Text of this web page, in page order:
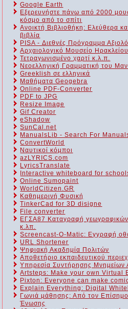
Google Earth
Εξερευνήστε πάνω από 2000
κόσμο από το σπίτι
Ανοικτή Βιβλιοθήκη: Ελεύθερα
βιβλία
PISA - Διεθνές Πρόγραμμα
Αρχαιολογικό Μουσείο Ηρακλείου
Τετραγωνισμένο χαρτί κ.λ.π.
Νεοελληνική Γραμματική του
Greeklish σε ελληνικά
Μαθήματα Geogebra
Online PDF-Converter
PDF to JPG
Resize Image
Gif Creator
eShadow
SunCal.net
ManualsLib - Search For
ConvertWorld
Ναυτικοί κόμποι
azLYRICS.com
LyricsTranslate
Interactive whiteboard for
Online Sumopaint
WorldCitizen.GR
Καθημερινή Φυσική
TinkerCad for 3D disigne
File converter
ΕΓΣΑ87 Καταγραφή γεωγραφικών
κ.λπ.
Screencast-O-Matic: Εγγραφή
URL Shortener
Ψηφιακή Ακαδημία Πολιτών
Αποθετήριο εκπαιδευτικού
Υπηρεσία Συντήρησης Μνημείων
Artsteps: Make your own Virtual
Pixton: Everyone can make
Explain Everything: Digital
Γωνιά μάθησης: Από τον
Ένωσης